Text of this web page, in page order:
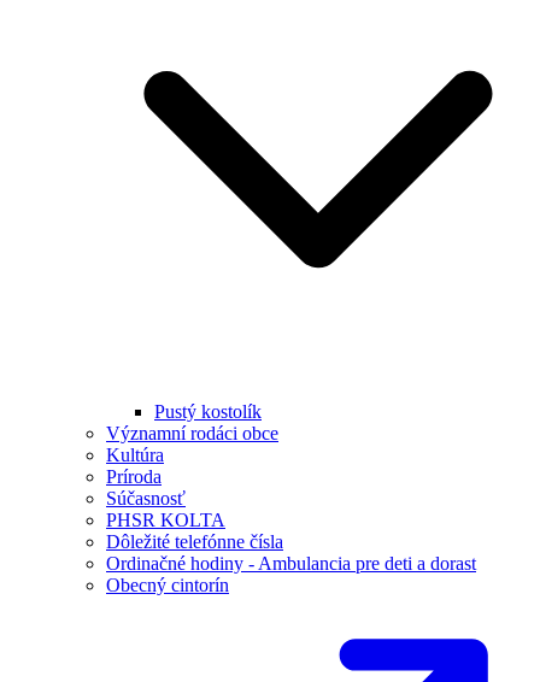
Pustý kostolík
Významní rodáci obce
Kultúra
Príroda
Súčasnosť
PHSR KOLTA
Dôležité telefónne čísla
Ordinačné hodiny - Ambulancia pre deti a dorast
Obecný cintorín